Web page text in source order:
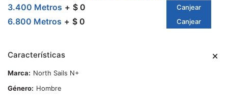
3.400 Metros $ 0 Canjear
6.800 Metros $ 0 Canjear
Características
Marca
North Sails N+
Género
Hombre